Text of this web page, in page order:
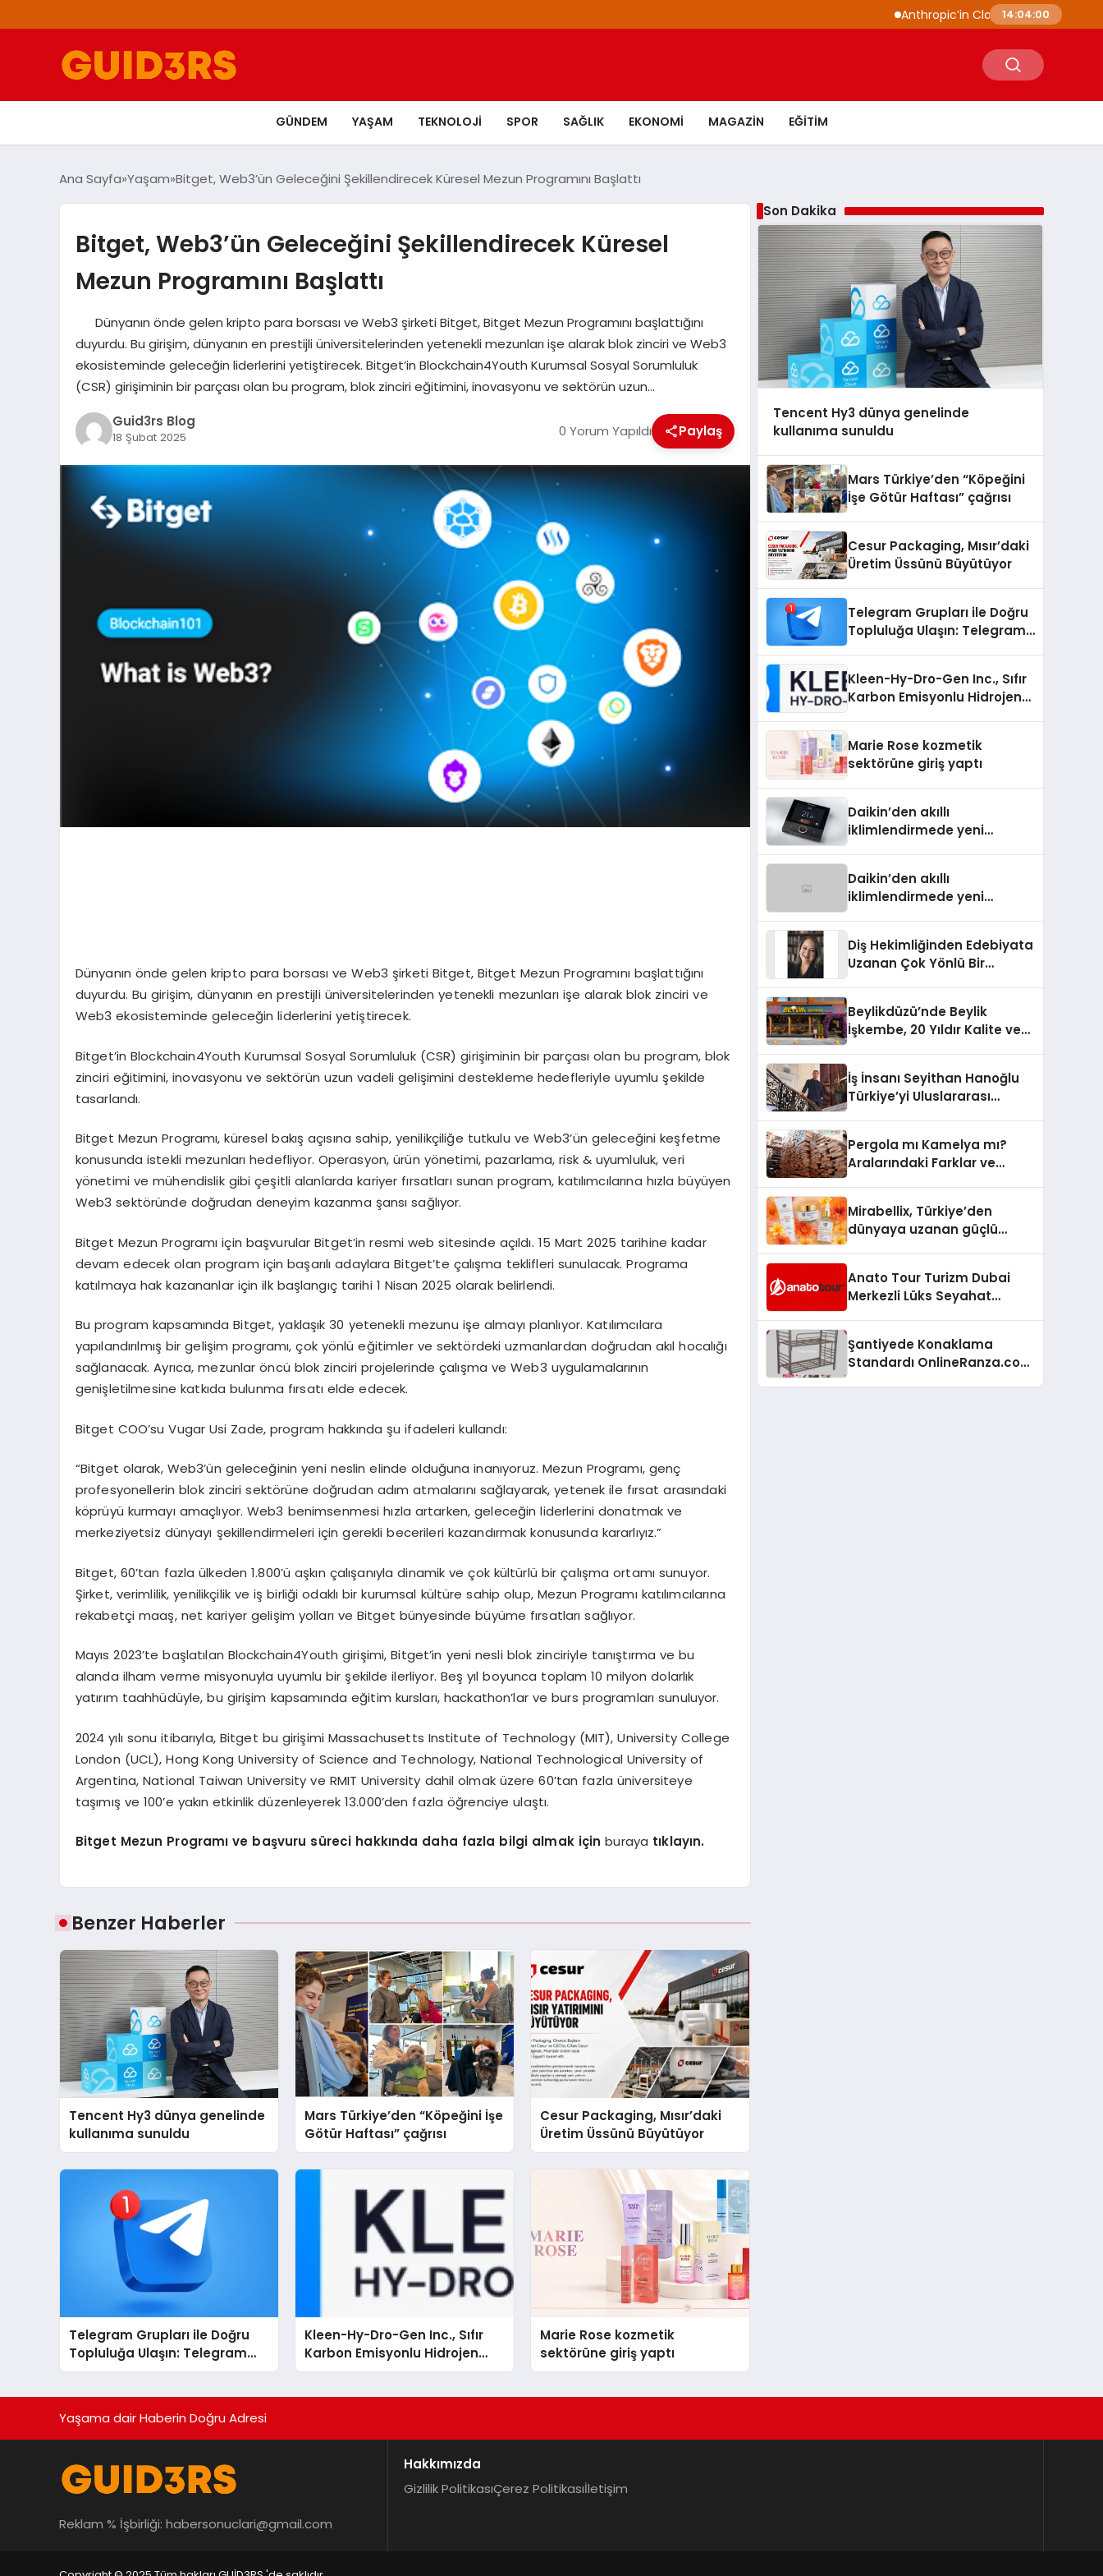
Anthropic’in Claude modelleri siber
14:04:01
GÜNDEM YAŞAM TEKNOLOJI SPOR SAĞLIK EKONOMI MAGAZIN EĞITIM
Ana Sayfa Yaşam Bitget, Web3’ün Geleceğini Şekillendirecek Küresel Mezun Programını Başlattı
Bitget, Web3’ün Geleceğini Şekillendirecek Küresel
Mezun Programını Başlattı
Dünyanın önde gelen kripto para borsası ve Web3 şirketi Bitget, Bitget Mezun Programını başlattığını
duyurdu. Bu girişim, dünyanın en prestijli üniversitelerinden yetenekli mezunları işe alarak blok zinciri ve Web3
ekosisteminde geleceğin liderlerini yetiştirecek. Bitget’in Blockchain4Youth Kurumsal Sosyal Sorumluluk
(CSR) girişiminin bir parçası olan bu program, blok zinciri eğitimini, inovasyonu ve sektörün uzun…
Guid3rs Blog
18 Şubat 2025 0 Yorum Yapıldı Paylaş
Dünyanın önde gelen kripto para borsası ve Web3 şirketi Bitget, Bitget Mezun Programını başlattığını
duyurdu. Bu girişim, dünyanın en prestijli üniversitelerinden yetenekli mezunları işe alarak blok zinciri ve
Web3 ekosisteminde geleceğin liderlerini yetiştirecek.
Bitget’in Blockchain4Youth Kurumsal Sosyal Sorumluluk (CSR) girişiminin bir parçası olan bu program, blok
zinciri eğitimini, inovasyonu ve sektörün uzun vadeli gelişimini destekleme hedefleriyle uyumlu şekilde
tasarlandı.
Bitget Mezun Programı, küresel bakış açısına sahip, yenilikçiliğe tutkulu ve Web3’ün geleceğini keşfetme
konusunda istekli mezunları hedefliyor. Operasyon, ürün yönetimi, pazarlama, risk & uyumluluk, veri
yönetimi ve mühendislik gibi çeşitli alanlarda kariyer fırsatları sunan program, katılımcılarına hızla büyüyen
Web3 sektöründe doğrudan deneyim kazanma şansı sağlıyor.
Bitget Mezun Programı için başvurular Bitget’in resmi web sitesinde açıldı. 15 Mart 2025 tarihine kadar
devam edecek olan program için başarılı adaylara Bitget’te çalışma teklifleri sunulacak. Programa
katılmaya hak kazananlar için ilk başlangıç tarihi 1 Nisan 2025 olarak belirlendi.
Bu program kapsamında Bitget, yaklaşık 30 yetenekli mezunu işe almayı planlıyor. Katılımcılara
yapılandırılmış bir gelişim programı, çok yönlü eğitimler ve sektördeki uzmanlardan doğrudan akıl hocalığı
sağlanacak. Ayrıca, mezunlar öncü blok zinciri projelerinde çalışma ve Web3 uygulamalarının
genişletilmesine katkıda bulunma fırsatı elde edecek.
Bitget COO’su Vugar Usi Zade, program hakkında şu ifadeleri kullandı:
“Bitget olarak, Web3’ün geleceğinin yeni neslin elinde olduğuna inanıyoruz. Mezun Programı, genç
profesyonellerin blok zinciri sektörüne doğrudan adım atmalarını sağlayarak, yetenek ile fırsat arasındaki
köprüyü kurmayı amaçlıyor. Web3 benimsenmesi hızla artarken, geleceğin liderlerini donatmak ve
merkeziyetsiz dünyayı şekillendirmeleri için gerekli becerileri kazandırmak konusunda kararlıyız.”
Bitget, 60’tan fazla ülkeden 1.800’ü aşkın çalışanıyla dinamik ve çok kültürlü bir çalışma ortamı sunuyor.
Şirket, verimlilik, yenilikçilik ve iş birliği odaklı bir kurumsal kültüre sahip olup, Mezun Programı katılımcılarına
rekabetçi maaş, net kariyer gelişim yolları ve Bitget bünyesinde büyüme fırsatları sağlıyor.
Mayıs 2023’te başlatılan Blockchain4Youth girişimi, Bitget’in yeni nesli blok zinciriyle tanıştırma ve bu
alanda ilham verme misyonuyla uyumlu bir şekilde ilerliyor. Beş yıl boyunca toplam 10 milyon dolarlık
yatırım taahhüdüyle, bu girişim kapsamında eğitim kursları, hackathon’lar ve burs programları sunuluyor.
2024 yılı sonu itibarıyla, Bitget bu girişimi Massachusetts Institute of Technology (MIT), University College
London (UCL), Hong Kong University of Science and Technology, National Technological University of
Argentina, National Taiwan University ve RMIT University dahil olmak üzere 60’tan fazla üniversiteye
taşımış ve 100’e yakın etkinlik düzenleyerek 13.000’den fazla öğrenciye ulaştı.
Bitget Mezun Programı ve başvuru süreci hakkında daha fazla bilgi almak içinburaya tıklayın.
Benzer Haberler
Tencent Hy3 dünya genelinde
kullanıma sunuldu
Mars Türkiye’den “Köpeğini İşe
Götür Haftası” çağrısı
Cesur Packaging, Mısır’daki
Üretim Üssünü Büyütüyor
Telegram Grupları ile Doğru
Topluluğa Ulaşın: Telegram
Grup Arayanların İşini
Kleen-Hy-Dro-Gen Inc., Sıfır
Karbon Emisyonlu Hidrojen
Isıtma Teknolojisinde ISO ve
Marie Rose kozmetik
sektörüne giriş yaptı
Son Dakika
Tencent Hy3 dünya genelinde
kullanıma sunuldu
Mars Türkiye’den “Köpeğini
İşe Götür Haftası” çağrısı
Cesur Packaging, Mısır’daki
Üretim Üssünü Büyütüyor
Telegram Grupları ile Doğru
Topluluğa Ulaşın: Telegram
Kleen-Hy-Dro-Gen Inc., Sıfır
Karbon Emisyonlu Hidrojen
Aldı
Marie Rose kozmetik
sektörüne giriş yaptı
Daikin’den akıllı
iklimlendirmede yeni
Daikin’den akıllı
iklimlendirmede yeni
Diş Hekimliğinden Edebiyata
Uzanan Çok Yönlü Bir
Beylikdüzü’nde Beylik
İşkembe, 20 Yıldır Kalite ve
İş İnsanı Seyithan Hanoğlu
Türkiye’yi Uluslararası
Pergola mı Kamelya mı?
Aralarındaki Farklar ve
Mirabellix, Türkiye’den
dünyaya uzanan güçlü
Anato Tour Turizm Dubai
Merkezli Lüks Seyahat
Şantiyede Konaklama
Standardı OnlineRanza.com
Yaşama dair Haberin Doğru Adresi
Reklam % İşbirliği: habersonuclari@gmail.com
Hakkımızda
Gizlilik PolitikasıÇerez Politikasıİletişim